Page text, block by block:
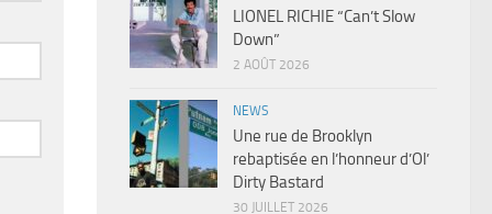
LIONEL RICHIE “Can’t Slow
Down”
2 AOÛT 2026
NEWS
Une rue de Brooklyn
rebaptisée en l’honneur d’Ol’
Dirty Bastard
30 JUILLET 2026